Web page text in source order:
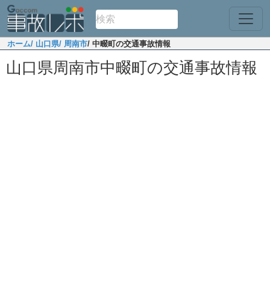
ホーム/ 山口県/ 周南市/ 中畷町の交通事故情報
山口県周南市中畷町の交通事故情報